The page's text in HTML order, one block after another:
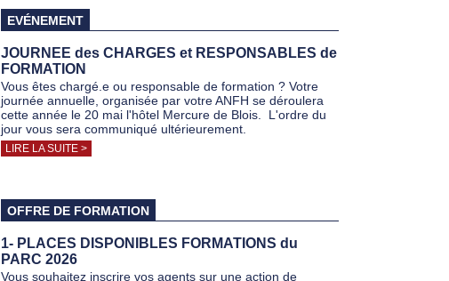
EVÉNEMENT
JOURNEE des CHARGES et RESPONSABLES de
FORMATION
Vous êtes chargé.e ou responsable de formation ? Votre
journée annuelle, organisée par votre ANFH se déroulera
cette année le 20 mai l'hôtel Mercure de Blois. L'ordre du
jour vous sera communiqué ultérieurement.
LIRE LA SUITE >
OFFRE DE FORMATION
1- PLACES DISPONIBLES FORMATIONS du
PARC 2026
Vous souhaitez inscrire vos agents sur une action de